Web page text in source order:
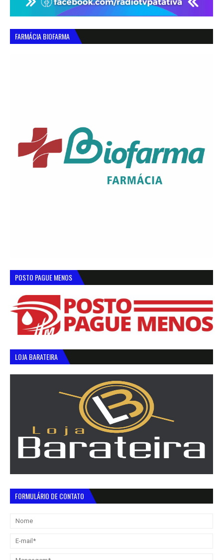
FARMÁCIA BIOFARMA
POSTO PAGUE MENOS
LOJA BARATEIRA
FORMULÁRIO DE CONTATO